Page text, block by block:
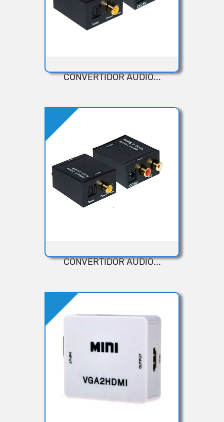
CONVERTIDOR AUDIO...
CONVERTIDOR AUDIO...
Añadir